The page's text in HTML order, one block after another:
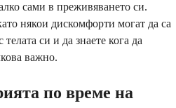
сами в преживяването си.
някои дискомфорти могат да са
си и да знаете кога да
важно.
по време на